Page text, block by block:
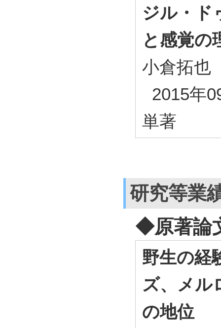
ジル・ド
と感覚の
小倉拓也
2015年
単著
研究等業
◆原著論
野生の
ズ、メル
の地位